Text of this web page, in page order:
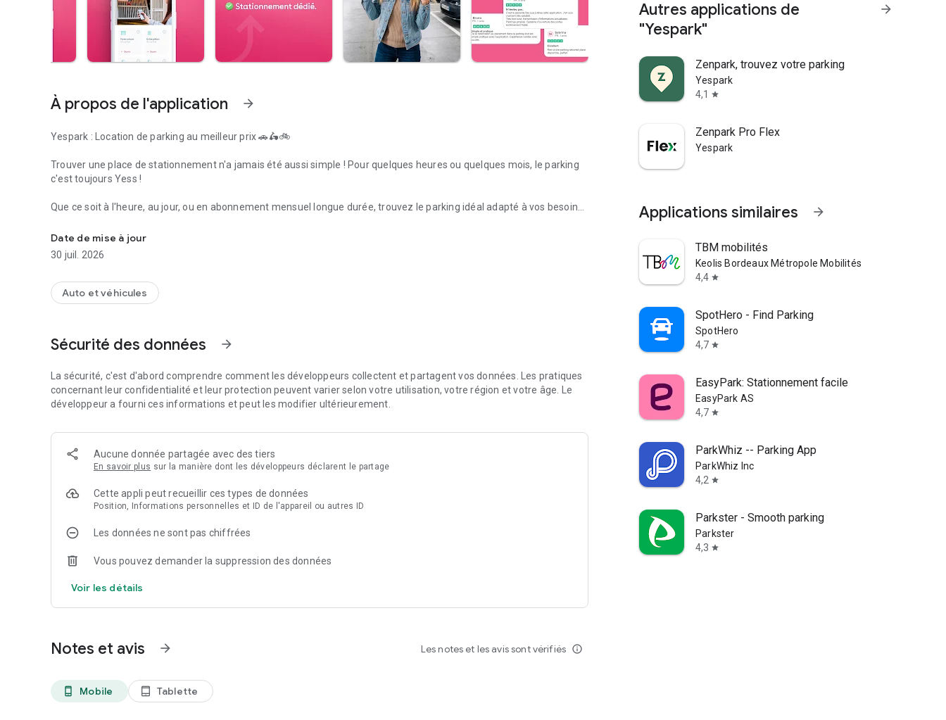
À propos de l'application arrow_forward
Yespark : Location de parking au meilleur prix 🚗🛵🚲
Trouver une place de stationnement n'a jamais été aussi simple ! Pour quelques heures ou quelques mois, le parking
c'est toujours Yess !
Que ce soit à l'heure, au jour, ou en abonnement mensuel longue durée, trouvez le parking idéal adapté à vos besoins
Pourquoi choisir l'application Yespark ?
mais aussi en Italie et en Espagne.
⚡ Yespark ReCharge : Louez une place de parking avec une borne de recharge dédiée pour votre voiture électrique.
centime.
❌ Annulation flexible : Un changement de plan ? Annulez vos réservations de courte durée en un clic jusqu'à 24h
Faites comme plus de 1,3 million d'utilisateurs, simplifiez votre quotidien !
Date de mise à jour
30 juil. 2026
Auto et véhicules
Sécurité des données arrow_forward
La sécurité, c'est d'abord comprendre comment les développeurs collectent et partagent vos données. Les pratiques
concernant leur confidentialité et leur protection peuvent varier selon votre utilisation, votre région et votre âge. Le
développeur a fourni ces informations et peut les modifier ultérieurement.
Aucune donnée partagée avec des tiers
En savoir plus sur la manière dont les développeurs déclarent le partage
Cette appli peut recueillir ces types de données
Position, Informations personnelles et ID de l'appareil ou autres ID
Les données ne sont pas chiffrées
Vous pouvez demander la suppression des données
Voir les détails
Notes et avis arrow_forward Les notes et les avis sont vérifiés info_outline
phone_android Mobile tablet_android Tablette
Autres applications de
"Yespark"
arrow_forward
Zenpark, trouvez votre parking
Yespark
4,1
star
Zenpark Pro Flex
Yespark
Applications similaires arrow_forward
TBM mobilités
Keolis Bordeaux Métropole Mobilités
4,4 star
SpotHero - Find Parking
SpotHero
4,7 star
EasyPark: Stationnement facile
EasyPark AS
4,7 star
ParkWhiz -- Parking App
ParkWhiz Inc
4,2 star
Parkster - Smooth parking
Parkster
4,3 star